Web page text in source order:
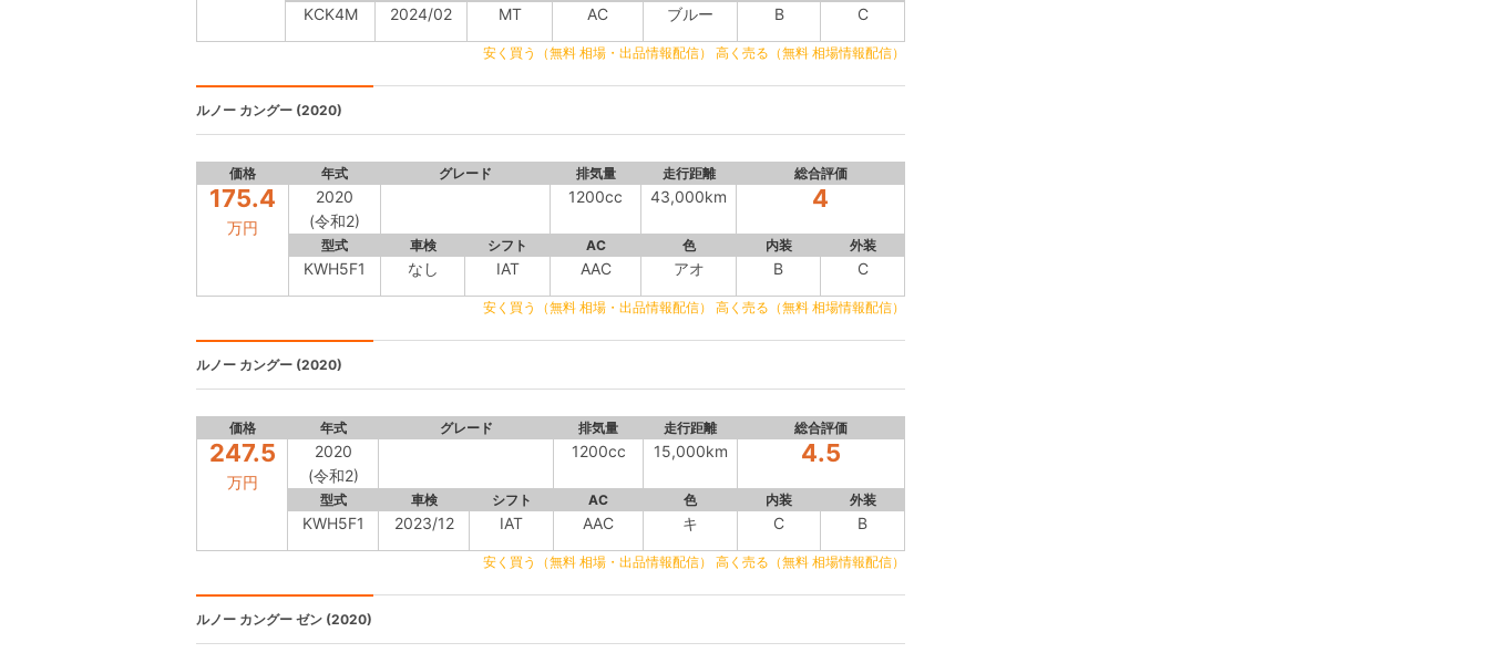
KCK4M 2024/02 MT AC ブルー B C
安く買う（無料 相場・出品情報配信） 高く売る（無料 相場情報配信）
ルノー カングー (2020)
価格 年式 グレード 排気量 走行距離 総合評価
175.4
万円
2020
(令和2)
1200cc 43,000km 4
型式 車検 シフト AC 色 内装 外装
KWH5F1 なし IAT AAC アオ B C
安く買う（無料 相場・出品情報配信） 高く売る（無料 相場情報配信）
ルノー カングー (2020)
価格 年式 グレード 排気量 走行距離 総合評価
247.5
万円
2020
(令和2)
1200cc 15,000km 4.5
型式 車検 シフト AC 色 内装 外装
KWH5F1 2023/12 IAT AAC キ C B
安く買う（無料 相場・出品情報配信） 高く売る（無料 相場情報配信）
ルノー カングー ゼン (2020)